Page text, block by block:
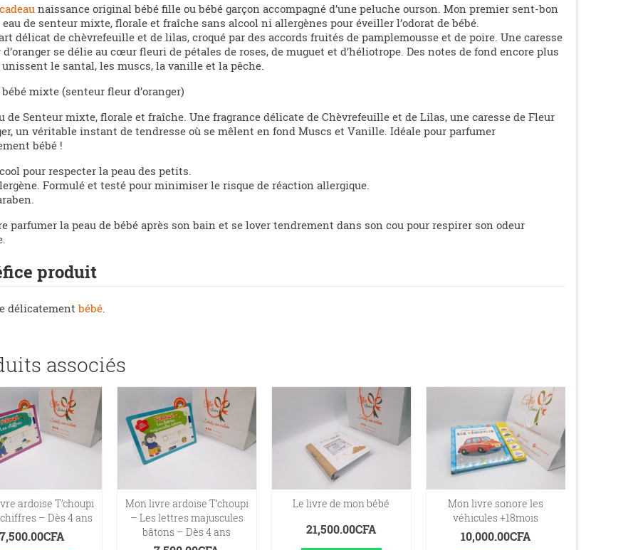
cadeau naissance original bébé fille ou bébé garçon accompagné d’une peluche ourson. Mon premier sent-bon
de senteur mixte, florale et fraîche sans alcool ni allergènes pour éveiller l’odorat de bébé.
délicat de chèvrefeuille et de lilas, croqué par des accords fruités de pamplemousse et de poire. Une caresse
se délie au cœur fleuri de pétales de roses, de muguet et d’héliotrope. Des notes de fond encore plus
le santal, les muscs, la vanille et la pêche.
mixte (senteur fleur d’oranger)
de Senteur mixte, florale et fraîche. Une fragrance délicate de Chèvrefeuille et de Lilas, une caresse de Fleur
un véritable instant de tendresse où se mêlent en fond Muscs et Vanille. Idéale pour parfumer
bébé !
pour respecter la peau des petits.
Formulé et testé pour minimiser le risque de réaction allergique.
parfumer la peau de bébé après son bain et se lover tendrement dans son cou pour respirer son odeur
produit
délicatement bébé.
associés
ardoise T’choupi
– Dès 4 ans
7,500.00CFA
Mon livre ardoise T’choupi
– Les lettres majuscules
bâtons – Dès 4 ans
Le livre de mon bébé
21,500.00CFA
Mon livre sonore les
véhicules +18mois
10,000.00CFA